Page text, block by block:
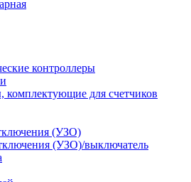
контроллеры
для счетчиков
(УЗО)
(УЗО)/выключатель